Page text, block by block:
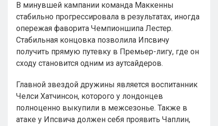
В минувшей кампании команда Маккенны
стабильно прогрессировала в результатах, иногда
опережая фаворита Чемпионшипа Лестер.
Стабильная концовка позволила Ипсвичу
получить прямую путевку в Премьер-лигу, где он
сходу становится одним из аутсайдеров.
Главной звездой дружины является воспитанник
Челси Хатчинсон, которого у лондонцев
полноценно выкупили в межсезонье. Также в
атаке у Ипсвича должен себя проявить Чаплин,